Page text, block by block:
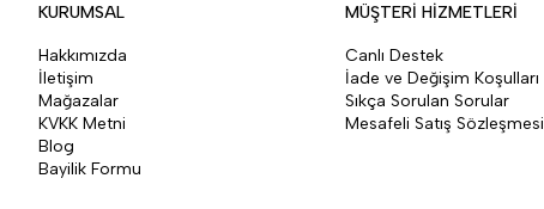
KURUMSAL
Hakkımızda
İletişim
Mağazalar
KVKK Metni
Blog
Bayilik Formu
MÜŞTERİ HİZMETLERİ
Canlı Destek
İade ve Değişim Koşulları
Sıkça Sorulan Sorular
Mesafeli Satış Sözleşmesi